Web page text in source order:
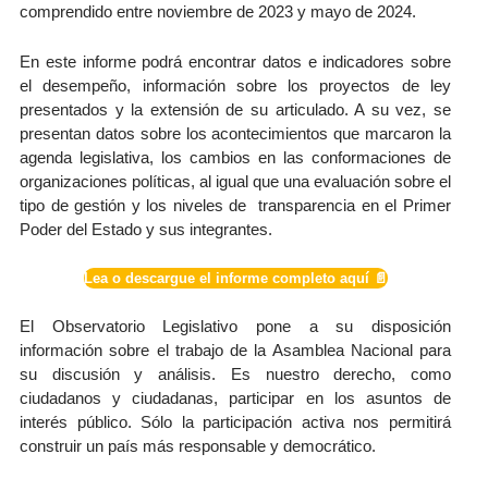
comprendido entre noviembre de 2023 y mayo de 2024.
En este informe podrá encontrar datos e indicadores sobre
el desempeño, información sobre los proyectos de ley
presentados y la extensión de su articulado. A su vez, se
presentan datos sobre los acontecimientos que marcaron la
agenda legislativa, los cambios en las conformaciones de
organizaciones políticas, al igual que una evaluación sobre el
tipo de gestión y los niveles de transparencia en el Primer
Poder del Estado y sus integrantes.
Lea o descargue el informe completo aquí 📄
El Observatorio Legislativo pone a su disposición
información sobre el trabajo de la Asamblea Nacional para
su discusión y análisis. Es nuestro derecho, como
ciudadanos y ciudadanas, participar en los asuntos de
interés público. Sólo la participación activa nos permitirá
construir un país más responsable y democrático.